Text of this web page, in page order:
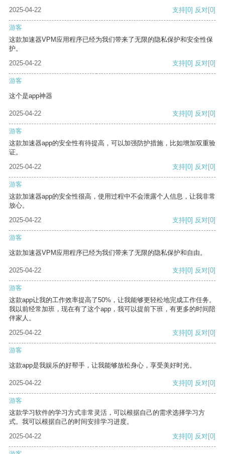
2025-04-22
支持[0] 反对[0]
游客
这款加速器VPM应用程序已经为我们带来了无限的隐私保护和安全性保
护。
2025-04-22
支持[0] 反对[0]
游客
这个是app神器
2025-04-22 支持[0] 反对[0]
游客
这款加速器app的安全性有待提高，可以加强防护措施，比如增加双重验
证。
2025-04-22
支持[0] 反对[0]
游客
这款加速器app的安全性很高，使用过程中不会泄露个人信息，让我非常
放心。
2025-04-22
支持[0] 反对[0]
游客
这款加速器VPM应用程序已经为我们带来了无限的隐私保护和自由。
2025-04-22 支持[0] 反对[0]
游客
这款app让我的工作效率提高了50%，让我能够更轻松地完成工作任务。
我以前经常加班，现在有了这个app，我可以提前下班，有更多的时间陪
伴家人。
2025-04-22
支持[0] 反对[0]
游客
这款app是我娱乐的好帮手，让我能够放松身心，享受美好时光。
2025-04-22 支持[0] 反对[0]
游客
这款学习软件的学习方式非常灵活，可以根据自己的需求选择学习方
式。我可以根据自己的时间安排学习进度。
2025-04-22
支持[0] 反对[0]